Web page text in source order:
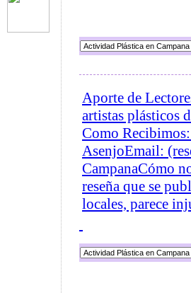
Aporte de
artistas plásticos
Como
AsenjoEmail:
CampanaCómo
reseña que se
locales, parece